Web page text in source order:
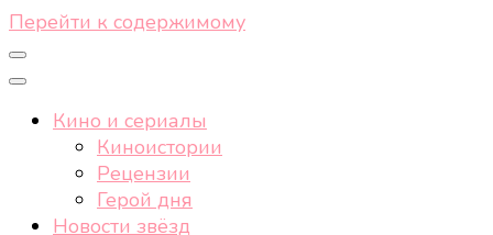
Перейти к содержимому
Кино и сериалы
Киноистории
Рецензии
Герой дня
Новости звёзд